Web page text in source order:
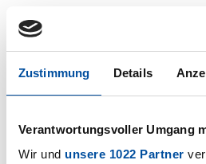
Zustimmung Details
Verantwortungsvoller Umgang
Wir und unsere 1022 Partner
Datenschutz